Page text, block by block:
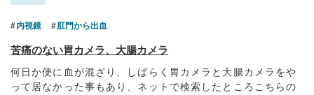
内視鏡 肛門から出血
苦痛のない胃カメラ、大腸カメラ
何日か便に血が混ざり、しばらく胃カメラと大腸カメラをや
って居なかった事もあり、ネットで検索したところこちらの